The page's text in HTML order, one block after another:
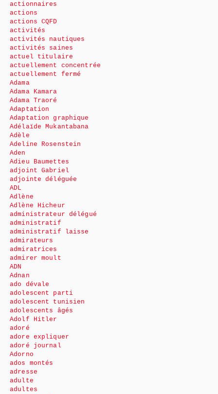
actionnaires
actions
actions CQFD
activités
activités nautiques
activités saines
actuel titulaire
actuellement concentrée
actuellement fermé
Adama
Adama Kamara
Adama Traoré
Adaptation
Adaptation graphique
Adélaïde Mukantabana
Adèle
Adeline Rosenstein
Aden
Adieu Baumettes
adjoint Gabriel
adjointe déléguée
ADL
Adlène
Adlène Hicheur
administrateur délégué
administratif
administratif laisse
admirateurs
admiratrices
admirer moult
ADN
Adnan
ado dévale
adolescent parti
adolescent tunisien
adolescents âgés
Adolf Hitler
adoré
adore expliquer
adoré journal
Adorno
ados montés
adresse
adulte
adultes